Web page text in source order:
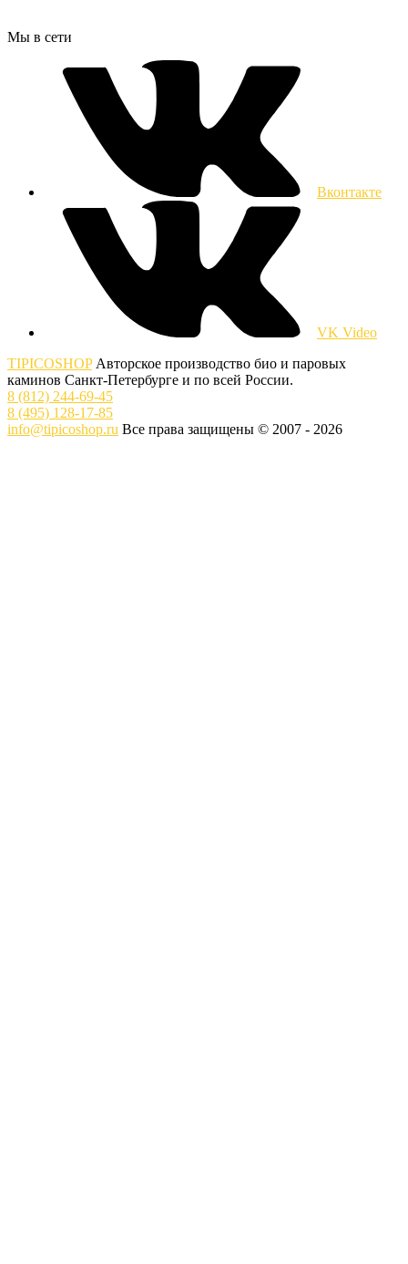
Мы в сети
Вконтакте
VK Video
TIPICOSHOPАвторское производство био и паровых
каминов Санкт-Петербурге и по всей России.
8 (812) 244-69-45
8 (495) 128-17-85
info@tipicoshop.ru Все права защищены © 2007 - 2026